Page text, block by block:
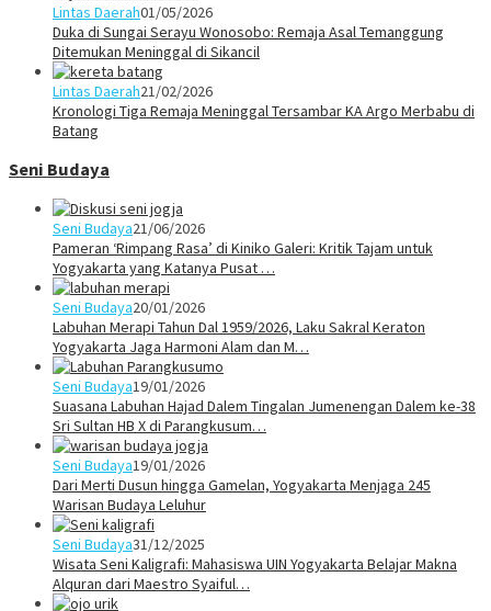
Lintas Daerah01/05/2026
Duka di Sungai Serayu Wonosobo: Remaja Asal Temanggung
Ditemukan Meninggal di Sikancil
Lintas Daerah21/02/2026
Kronologi Tiga Remaja Meninggal Tersambar KA Argo Merbabu di
Batang
Seni Budaya
Seni Budaya21/06/2026
Pameran ‘Rimpang Rasa’ di Kiniko Galeri: Kritik Tajam untuk
Yogyakarta yang Katanya Pusat …
Seni Budaya20/01/2026
Labuhan Merapi Tahun Dal 1959/2026, Laku Sakral Keraton
Yogyakarta Jaga Harmoni Alam dan M…
Seni Budaya19/01/2026
Suasana Labuhan Hajad Dalem Tingalan Jumenengan Dalem ke-38
Sri Sultan HB X di Parangkusum…
Seni Budaya19/01/2026
Dari Merti Dusun hingga Gamelan, Yogyakarta Menjaga 245
Warisan Budaya Leluhur
Seni Budaya31/12/2025
Wisata Seni Kaligrafi: Mahasiswa UIN Yogyakarta Belajar Makna
Alquran dari Maestro Syaiful…